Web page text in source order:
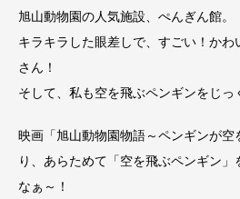
旭山動物園の人気施設、ぺんぎん館。
キラキラした眼差しで、すごい！か
さん！
そして、私も空を飛ぶペンギンをじっ
映画「旭山動物園物語～ペンギンが空
り、あらためて「空を飛ぶペンギン
なぁ～！